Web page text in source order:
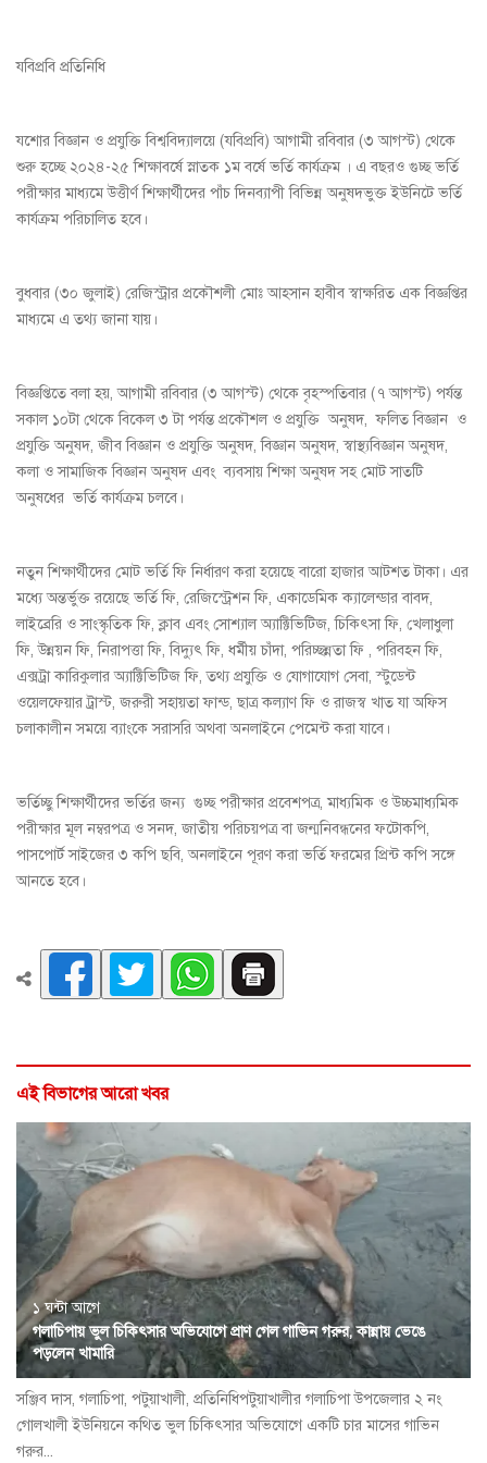
যবিপ্রবি প্রতিনিধি
যশোর বিজ্ঞান ও প্রযুক্তি বিশ্ববিদ্যালয়ে (যবিপ্রবি) আগামী রবিবার (৩ আগস্ট) থেকে
শুরু হচ্ছে ২০২৪-২৫ শিক্ষাবর্ষে স্নাতক ১ম বর্ষে ভর্তি কার্যক্রম । এ বছরও গুচ্ছ ভর্তি
পরীক্ষার মাধ্যমে উত্তীর্ণ শিক্ষার্থীদের পাঁচ দিনব্যাপী বিভিন্ন অনুষদভুক্ত ইউনিটে ভর্তি
কার্যক্রম পরিচালিত হবে।
বুধবার (৩০ জুলাই) রেজিস্ট্রার প্রকৌশলী মোঃ আহসান হাবীব স্বাক্ষরিত এক বিজ্ঞপ্তির
মাধ্যমে এ তথ্য জানা যায়।
বিজ্ঞপ্তিতে বলা হয়, আগামী রবিবার (৩ আগস্ট) থেকে বৃহস্পতিবার (৭ আগস্ট) পর্যন্ত
সকাল ১০টা থেকে বিকেল ৩ টা পর্যন্ত প্রকৌশল ও প্রযুক্তি অনুষদ, ফলিত বিজ্ঞান ও
প্রযুক্তি অনুষদ, জীব বিজ্ঞান ও প্রযুক্তি অনুষদ, বিজ্ঞান অনুষদ, স্বাস্থ্যবিজ্ঞান অনুষদ,
কলা ও সামাজিক বিজ্ঞান অনুষদ এবং ব্যবসায় শিক্ষা অনুষদ সহ মোট সাতটি
অনুষধের ভর্তি কার্যক্রম চলবে।
নতুন শিক্ষার্থীদের মোট ভর্তি ফি নির্ধারণ করা হয়েছে বারো হাজার আটশত টাকা। এর
মধ্যে অন্তর্ভুক্ত রয়েছে ভর্তি ফি, রেজিস্ট্রেশন ফি, একাডেমিক ক্যালেন্ডার বাবদ,
লাইব্রেরি ও সাংস্কৃতিক ফি, ক্লাব এবং সোশ্যাল অ্যাক্টিভিটিজ, চিকিৎসা ফি, খেলাধুলা
ফি, উন্নয়ন ফি, নিরাপত্তা ফি, বিদ্যুৎ ফি, ধর্মীয় চাঁদা, পরিচ্ছন্নতা ফি , পরিবহন ফি,
এক্সট্রা কারিকুলার অ্যাক্টিভিটিজ ফি, তথ্য প্রযুক্তি ও যোগাযোগ সেবা, স্টুডেন্ট
ওয়েলফেয়ার ট্রাস্ট, জরুরী সহায়তা ফান্ড, ছাত্র কল্যাণ ফি ও রাজস্ব খাত যা অফিস
চলাকালীন সময়ে ব্যাংকে সরাসরি অথবা অনলাইনে পেমেন্ট করা যাবে।
ভর্তিচ্ছু শিক্ষার্থীদের ভর্তির জন্য গুচ্ছ পরীক্ষার প্রবেশপত্র, মাধ্যমিক ও উচ্চমাধ্যমিক
পরীক্ষার মূল নম্বরপত্র ও সনদ, জাতীয় পরিচয়পত্র বা জন্মনিবন্ধনের ফটোকপি,
পাসপোর্ট সাইজের ৩ কপি ছবি, অনলাইনে পূরণ করা ভর্তি ফরমের প্রিন্ট কপি সঙ্গে
আনতে হবে।
এই বিভাগের আরো খবর
১ ঘন্টা আগে
গলাচিপায় ভুল চিকিৎসার অভিযোগে প্রাণ গেল গাভিন গরুর, কান্নায় ভেঙে
পড়লেন খামারি
সঞ্জিব দাস, গলাচিপা, পটুয়াখালী, প্রতিনিধিপটুয়াখালীর গলাচিপা উপজেলার ২ নং
গোলখালী ইউনিয়নে কথিত ভুল চিকিৎসার অভিযোগে একটি চার মাসের গাভিন
গরুর...